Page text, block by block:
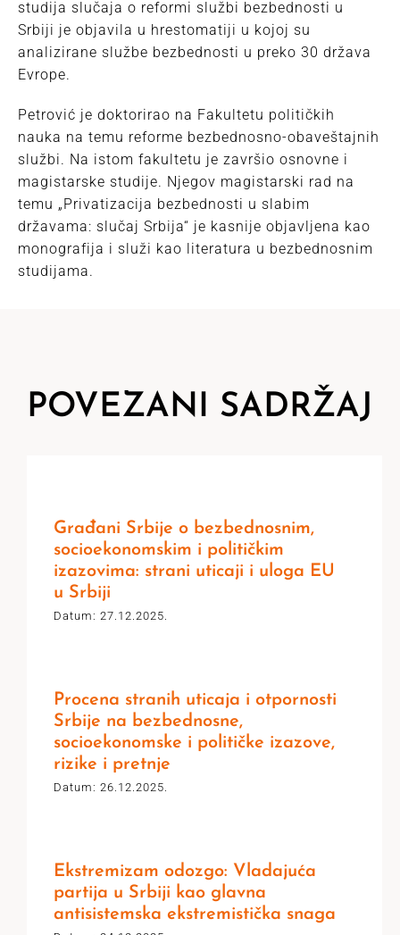
studija slučaja o reformi službi bezbednosti u
Srbiji je objavila u hrestomatiji u kojoj su
analizirane službe bezbednosti u preko 30 država
Evrope.
Petrović je doktorirao na Fakultetu političkih
nauka na temu reforme bezbednosno-obaveštajnih
službi. Na istom fakultetu je završio osnovne i
magistarske studije. Njegov magistarski rad na
temu „Privatizacija bezbednosti u slabim
državama: slučaj Srbija“ je kasnije objavljena kao
monografija i služi kao literatura u bezbednosnim
studijama.
POVEZANI SADRŽAJ
Građani Srbije o bezbednosnim,
socioekonomskim i političkim
izazovima: strani uticaji i uloga EU
u Srbiji
Datum: 27.12.2025.
Procena stranih uticaja i otpornosti
Srbije na bezbednosne,
socioekonomske i političke izazove,
rizike i pretnje
Datum: 26.12.2025.
Ekstremizam odozgo: Vladajuća
partija u Srbiji kao glavna
antisistemska ekstremistička snaga